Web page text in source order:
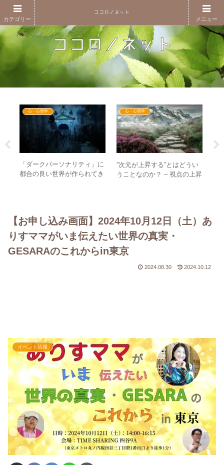
心・心理学
「ダークパーソナリティ」に
都合の良い世界が作られてき
心・心理学
”次元が上昇する”とはどうい
うことなのか？ – 視点の上昇
【お申し込み画面】2024年10月12日（土）あ
りすママがいま伝えたい世界の真実・
GESARAのこれからin東京
2024.08.30 2024.10.12
イベント情報
カテゴリー メニュー